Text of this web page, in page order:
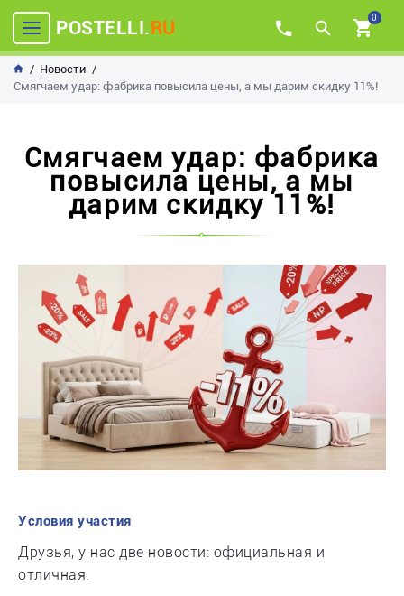
POSTELLI.RU 0
Новости
Смягчаем удар: фабрика повысила цены, а мы дарим скидку 11%!
Смягчаем удар: фабрика
повысила цены, а мы
дарим скидку 11%!
Условия участия
Друзья, у нас две новости: официальная и
отличная.